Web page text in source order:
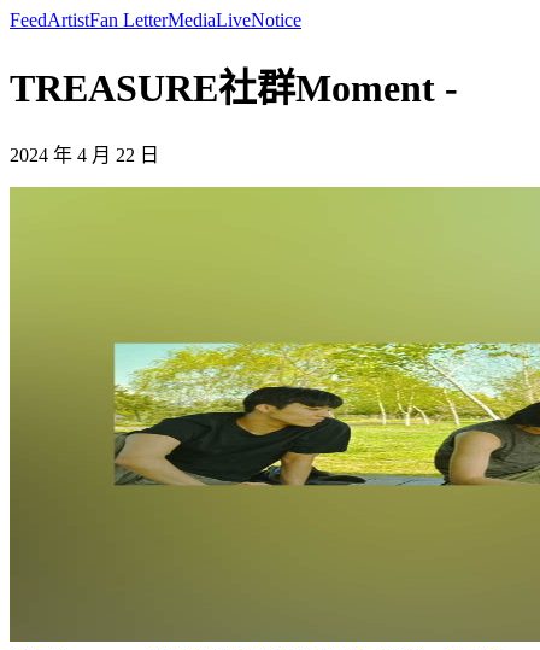
FeedArtistFan LetterMediaLiveNotice
TREASURE社群Moment -
2024 年 4 月 22 日